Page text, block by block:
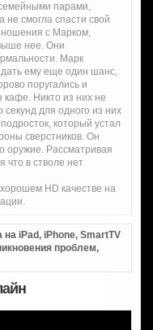
парами,
не смогла спасти свой
с Марком,
нее. Они
Марк
ему еще один шанс,
поругались и
кафе. Никто из них не
секунд для одного из них
который устал
сверстников. Он
оружие. Рассматривая
что в стволе нет
HD качестве на
iPad, iPhone, SmartTV
проблем,